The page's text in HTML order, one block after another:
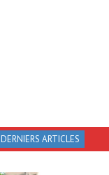
DERNIERS ARTICLES